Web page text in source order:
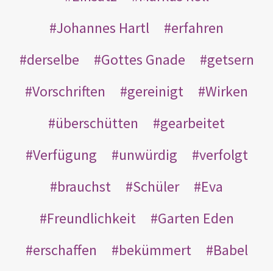
Johannes Hartl
erfahren
derselbe
Gottes Gnade
getsern
Vorschriften
gereinigt
Wirken
überschütten
gearbeitet
Verfügung
unwürdig
verfolgt
brauchst
Schüler
Eva
Freundlichkeit
Garten Eden
erschaffen
bekümmert
Babel